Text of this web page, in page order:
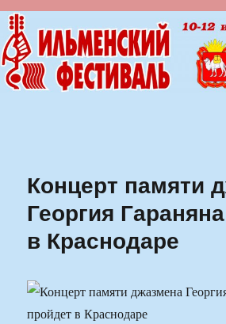
Ильменский
Концерт памяти
Георгия
в Краснодаре